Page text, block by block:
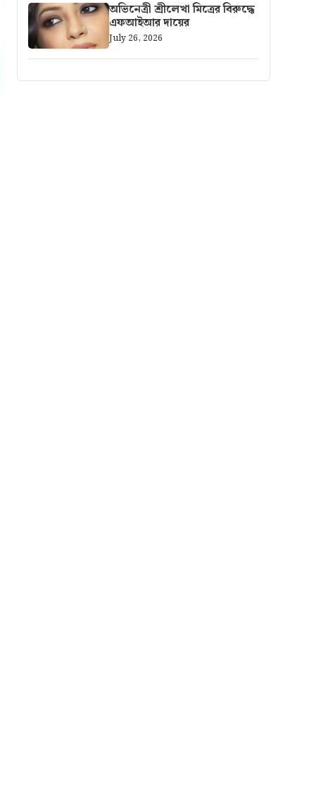
অভিনেত্রী শ্রীলেখা মিত্রের বিরুদ্ধে
এফআইআর দায়ের
July 26, 2026